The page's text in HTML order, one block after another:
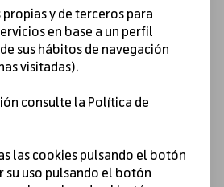
el Bueno, 116 Bajo B - 28003
de contacto del delegado de
ASESORES DE EMPRESAS,
15- PORTAL B 3o E,
y de terceros para
en base a un perfil
sus hábitos de navegación
visitadas).
consulte laPolítica de
las cookies pulsando el botón
su uso pulsando el botón